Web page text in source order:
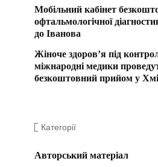
Мобільний кабінет
офтальмологічної
до Іванова
Жіноче здоров’я під
міжнародні медики
безкоштовний прийом у
Категорії
Авторський матеріал